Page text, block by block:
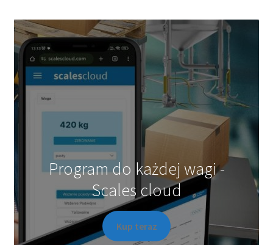
można
wybrać
na
stronie
produktu
Program do każdej wagi -
Scales cloud
Kup teraz